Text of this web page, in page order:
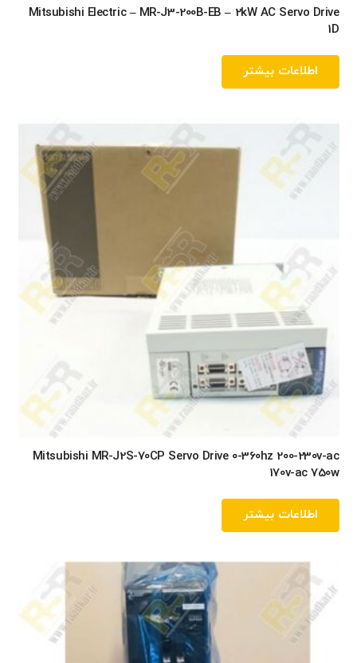
Mitsubishi Electric – MR-J3-200B-EB – 2kW AC Servo Drive
1D
اطلاعات بیشتر
Mitsubishi MR-J2S-70CP Servo Drive 0-360hz 200-230v-ac
170v-ac 750w
اطلاعات بیشتر